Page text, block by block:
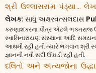
શ્રી ઉલ્લાસરામ પંડ્યા...
લેખક: સાધુ અક્ષરવત્સલદાસ
કરુણાશંકરના પૌત્ર એટલે ભક્તરાજ
સ્વામિનારાયણ સંસ્થાના આદિ
આથમી રહી હતી ત્યારે ભગવાન શ્રી
જ્ઞાનની નવી સદી ઊઘડી રહી હતી.
દલિતો અને અંત્યજોના